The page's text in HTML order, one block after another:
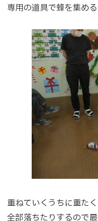
専用の道具で蜂を集め
重ねていくうちに重た
全部落ちたりするので